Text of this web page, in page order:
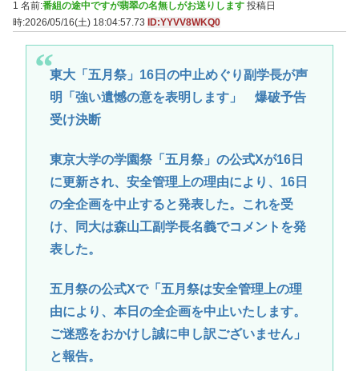
1 名前:番組の途中ですが翡翠の名無しがお送りします 投稿日
時:2026/05/16(土) 18:04:57.73
ID:YYVV8WKQ0
東大「五月祭」16日の中止めぐり副学長が声
明「強い遺憾の意を表明します」 爆破予告
受け決断
東京大学の学園祭「五月祭」の公式Xが16日
に更新され、安全管理上の理由により、16日
の全企画を中止すると発表した。これを受
け、同大は森山工副学長名義でコメントを発
表した。
五月祭の公式Xで「五月祭は安全管理上の理
由により、本日の全企画を中止いたします。
ご迷惑をおかけし誠に申し訳ございません」
と報告。